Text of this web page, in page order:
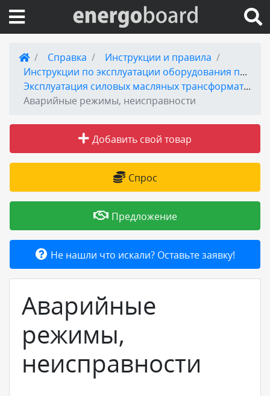
Вход на сайт
Поиск по сайту
Справка
Товары и услуги
Добавить товар или услугу
Справка
Инструкции и правила
Инструкции по эксплуатации оборудования подстанций.
Эксплуатация силовых масляных трансформаторов 35-110 кВ
Аварийные режимы, неисправности
Добавить свой товар
Спрос
Предложение
Не нашли что искали? Оставьте заявку!
Аварийные
режимы,
неисправности